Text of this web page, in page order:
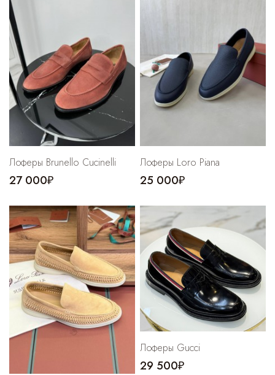
Лоферы Brunello Cucinelli
27 000₽
Лоферы Loro Piana
25 000₽
Лоферы Gucci
29 500₽